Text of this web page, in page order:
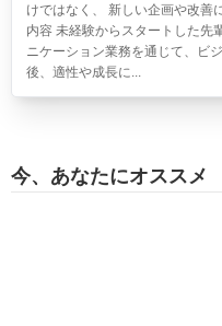
けではなく、 新しい企画や改善
内容 未経験からスタートした先
ニケーション業務を通じて、ビ
後、適性や成長に...
今、あなたにオススメ